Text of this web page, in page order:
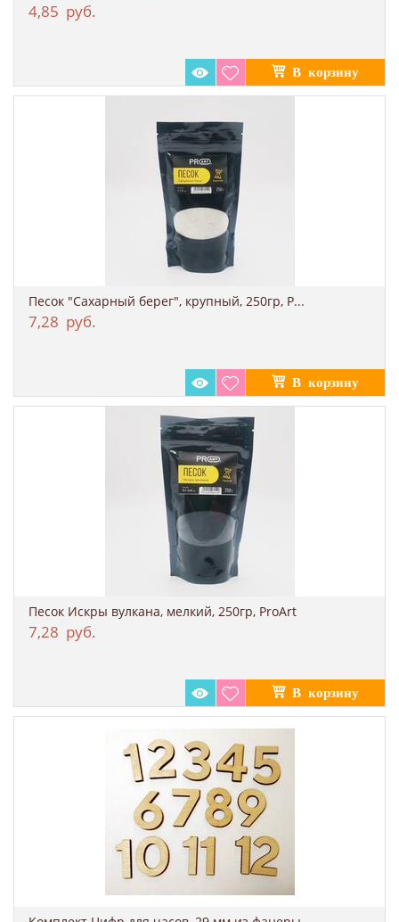
4,85 руб.
Песок "Сахарный берег", крупный, 250гр, P...
7,28 руб.
Песок Искры вулкана, мелкий, 250гр, ProArt
7,28 руб.